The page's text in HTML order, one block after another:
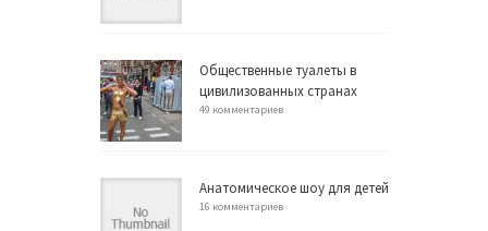
Общественные туалеты в
цивилизованных странах
49 комментариев
Анатомическое шоу для детей
16 комментариев